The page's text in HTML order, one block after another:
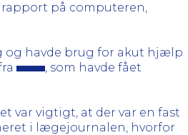
rapport på computeren,
og havde brug for akut hjælp
, som havde fået
var vigtigt, at der var en fast
i lægejournalen, hvorfor